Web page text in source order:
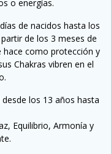
o energías.
de nacidos hasta los
de los 3 meses de
hace como protección y
Chakras vibren en el
los 13 años hasta
Equilibrio, Armonía y